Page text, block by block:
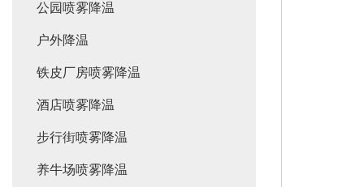
公园喷雾降温
户外降温
铁皮厂房喷雾降温
酒店喷雾降温
步行街喷雾降温
养牛场喷雾降温